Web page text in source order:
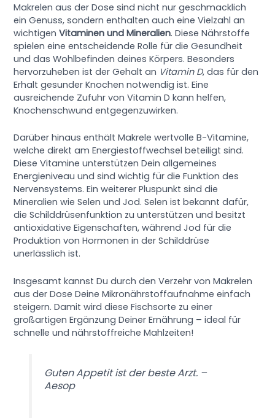
Makrelen aus der Dose sind nicht nur geschmacklich
ein Genuss, sondern enthalten auch eine Vielzahl an
wichtigenVitaminen und Mineralien. Diese Nährstoffe
spielen eine entscheidende Rolle für die Gesundheit
und das Wohlbefinden deines Körpers. Besonders
hervorzuheben ist der Gehalt an Vitamin D, das für den
Erhalt gesunder Knochen notwendig ist. Eine
ausreichende Zufuhr von Vitamin D kann helfen,
Knochenschwund entgegenzuwirken.
Darüber hinaus enthält Makrele wertvolle B-Vitamine,
welche direkt am Energiestoffwechsel beteiligt sind.
Diese Vitamine unterstützen Dein allgemeines
Energieniveau und sind wichtig für die Funktion des
Nervensystems. Ein weiterer Pluspunkt sind die
Mineralien wie Selen und Jod. Selen ist bekannt dafür,
die Schilddrüsenfunktion zu unterstützen und besitzt
antioxidative Eigenschaften, während Jod für die
Produktion von Hormonen in der Schilddrüse
unerlässlich ist.
Insgesamt kannst Du durch den Verzehr von Makrelen
aus der Dose Deine Mikronährstoffaufnahme einfach
steigern. Damit wird diese Fischsorte zu einer
großartigen Ergänzung Deiner Ernährung – ideal für
schnelle und nährstoffreiche Mahlzeiten!
Guten Appetit ist der beste Arzt. –
Aesop